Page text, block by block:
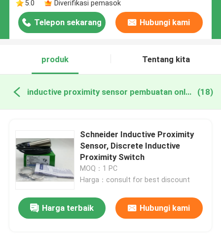
5.0
Diverifikasi pemasok
Telepon sekarang Hubungi kami
produk Tentang kita
inductive proximity sensor pembuatan online (18)
Schneider Inductive Proximity
Sensor, Discrete Inductive
Proximity Switch
MOQ：1 PC
Harga：consult for best discount
Harga terbaik Hubungi kami